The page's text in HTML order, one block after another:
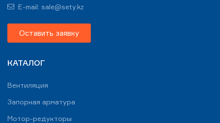
E-mail: sale@sety.kz
Оставить заявку
КАТАЛОГ
Вентиляция
Запорная арматура
Мотор-редукторы